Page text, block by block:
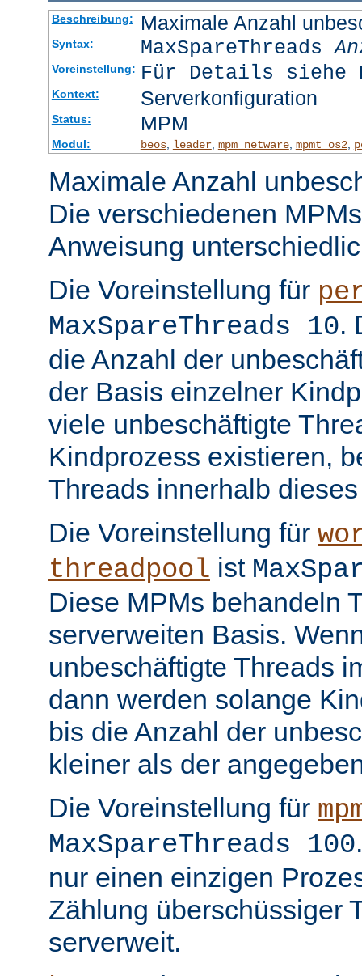
Beschreibung: Maximale Anzahl
Syntax: MaxSpareThreads
Voreinstellung: Für Details siehe
Kontext: Serverkonfiguration
Status: MPM
Modul: beos, leader, mpm_netware, mpmt_os2,
Maximale Anzahl
Die verschiedenen
Anweisung
Die Voreinstellung für
MaxSpareThreads 10.
die Anzahl der
der Basis einzelner
viele unbeschäftigte
Kindprozess existieren,
Threads innerhalb
Die Voreinstellung für
threadpool ist
Diese MPMs behandeln
serverweiten Basis.
unbeschäftigte Threads
dann werden solange
bis die Anzahl der
kleiner als der
Die Voreinstellung für
MaxSpareThreads 100
nur einen einzigen
Zählung überschüssiger
serverweit.